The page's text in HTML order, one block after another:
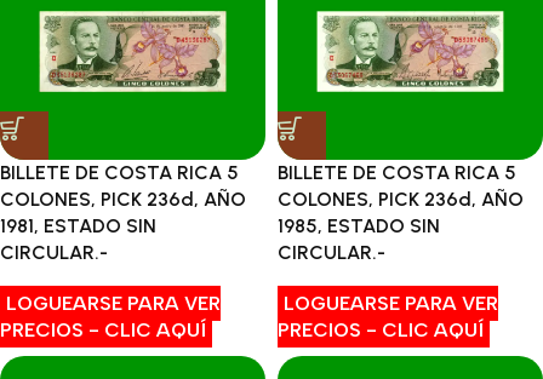
BILLETE DE COSTA RICA 5
COLONES, PICK 236d, AÑO
1981, ESTADO SIN
CIRCULAR.-
LOGUEARSE PARA VER
PRECIOS - CLIC AQUÍ
BILLETE DE COSTA RICA 5
COLONES, PICK 236d, AÑO
1985, ESTADO SIN
CIRCULAR.-
LOGUEARSE PARA VER
PRECIOS - CLIC AQUÍ